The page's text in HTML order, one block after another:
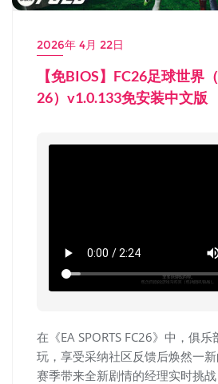
2026年 4月 22日
【免BIOS】FC26足球世界
26）v1.0.133免安装中文版
在《EA SPORTS FC26》中，俱
玩，享受采纳社区反馈后焕然一
赛季带来全新剧情的经理实时挑